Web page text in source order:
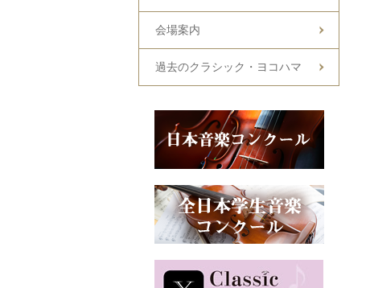
会場案内
過去のクラシック・ヨコハマ